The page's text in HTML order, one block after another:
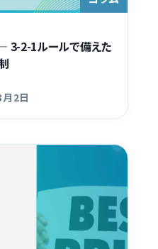
3-2-1ルールで備えた
2日